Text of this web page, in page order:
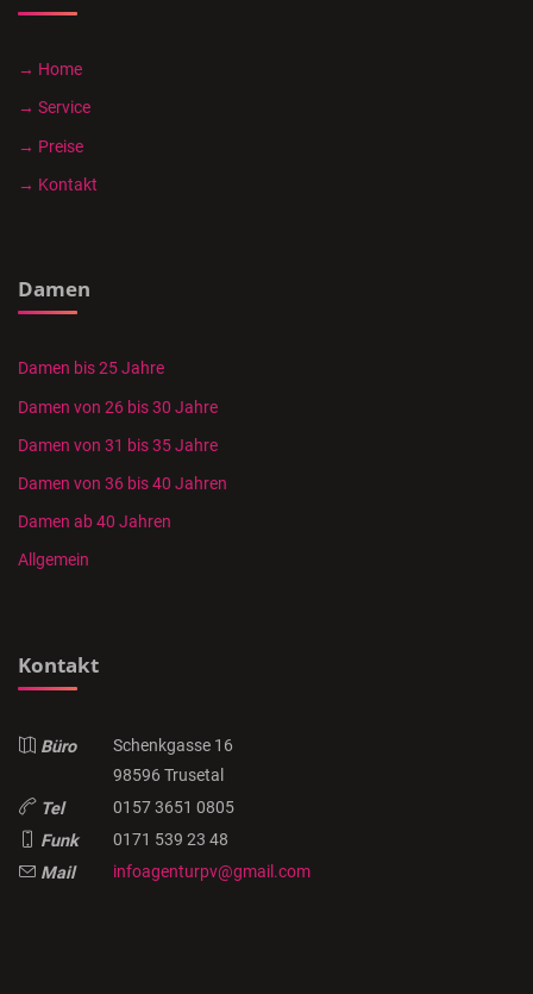
→ Home
→ Service
→ Preise
→ Kontakt
Damen
Damen bis 25 Jahre
Damen von 26 bis 30 Jahre
Damen von 31 bis 35 Jahre
Damen von 36 bis 40 Jahren
Damen ab 40 Jahren
Allgemein
Kontakt
Büro
Schenkgasse 16
98596 Trusetal
Tel
0157 3651 0805
Funk
0171 539 23 48
Mail
infoagenturpv@gmail.com